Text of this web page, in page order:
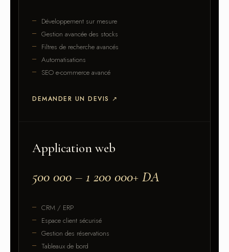
Développement sur mesure
Gestion avancée des stocks
Filtres de recherche avancés
Automatisations
SEO e-commerce avancé
DEMANDER UN DEVIS ↗
Application web
500 000 – 1 200 000+ DA
CRM / ERP
Espace client sécurisé
Gestion des réservations
Tableaux de bord